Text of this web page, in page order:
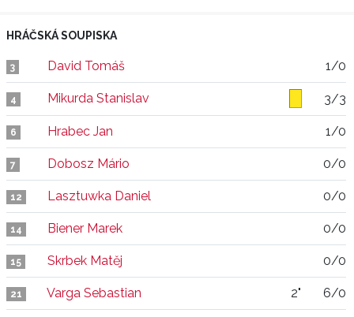
HRÁČSKÁ SOUPISKA
3 David Tomáš 1/0
4 Mikurda Stanislav 3/3
6 Hrabec Jan 1/0
7 Dobosz Mário 0/0
12 Lasztuwka Daniel 0/0
14 Biener Marek 0/0
15 Skrbek Matěj 0/0
21 Varga Sebastian 2" 6/0